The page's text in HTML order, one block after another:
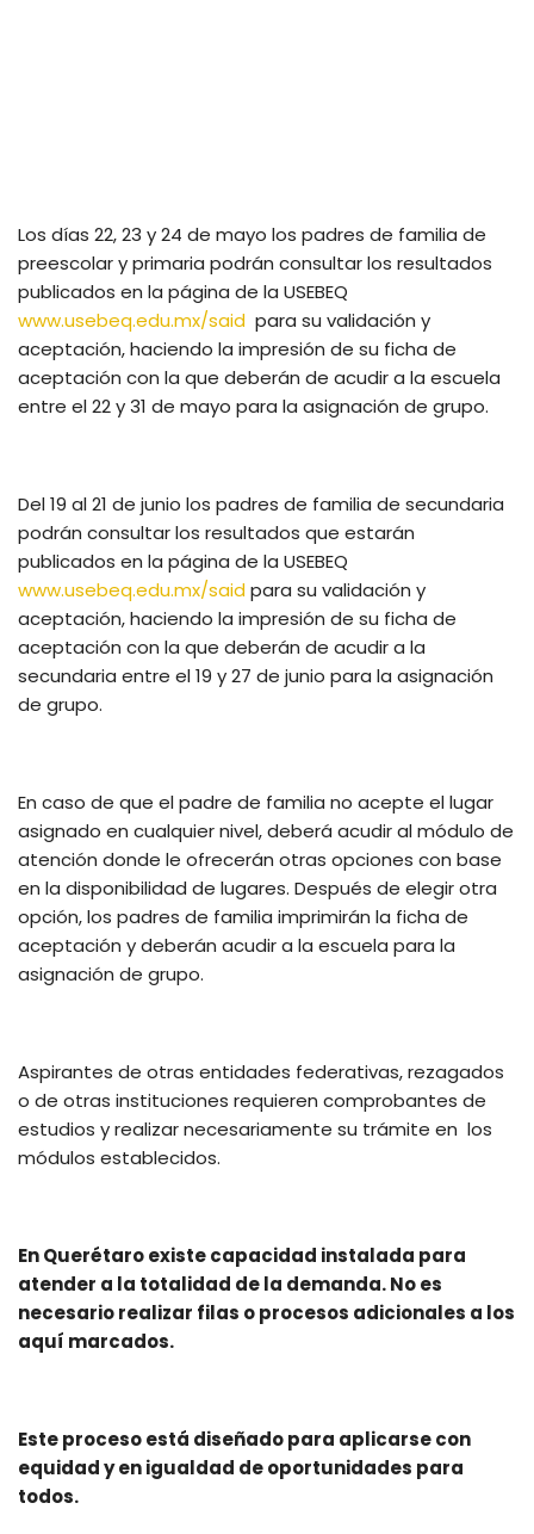
Los días 22, 23 y 24 de mayo los padres de familia de
preescolar y primaria podrán consultar los resultados
publicados en la página de la USEBEQ
www.usebeq.edu.mx/said para su validación y
aceptación, haciendo la impresión de su ficha de
aceptación con la que deberán de acudir a la escuela
entre el 22 y 31 de mayo para la asignación de grupo.
Del 19 al 21 de junio los padres de familia de secundaria
podrán consultar los resultados que estarán
publicados en la página de la USEBEQ
www.usebeq.edu.mx/saidpara su validación y
aceptación, haciendo la impresión de su ficha de
aceptación con la que deberán de acudir a la
secundaria entre el 19 y 27 de junio para la asignación
de grupo.
En caso de que el padre de familia no acepte el lugar
asignado en cualquier nivel, deberá acudir al módulo de
atención donde le ofrecerán otras opciones con base
en la disponibilidad de lugares. Después de elegir otra
opción, los padres de familia imprimirán la ficha de
aceptación y deberán acudir a la escuela para la
asignación de grupo.
Aspirantes de otras entidades federativas, rezagados
o de otras instituciones requieren comprobantes de
estudios y realizar necesariamente su trámite en los
módulos establecidos.
En Querétaro existe capacidad instalada para
atender a la totalidad de la demanda. No es
necesario realizar filas o procesos adicionales a los
aquí marcados.
Este proceso está diseñado para aplicarse con
equidad y en igualdad de oportunidades para
todos.